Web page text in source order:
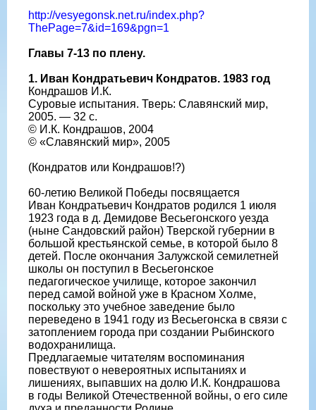
http://vesyegonsk.net.ru/index.php?
ThePage=7&id=169&pgn=1
Главы 7-13 по плену.
1. Иван Кондратьевич Кондратов. 1983 год
Кондрашов И.К.
Суровые испытания. Тверь: Славянский мир,
2005. — 32 с.
© И.К. Кондрашов, 2004
© «Славянский мир», 2005
(Кондратов или Кондрашов!?)
60-летию Великой Победы посвящается
Иван Кондратьевич Кондратов родился 1 июля
1923 года в д. Демидове Весьегонского уезда
(ныне Сандовский район) Тверской губернии в
большой крестьянской семье, в которой было 8
детей. После окончания Залужской семилетней
школы он поступил в Весьегонское
педагогическое училище, которое закончил
перед самой войной уже в Красном Холме,
поскольку это учебное заведение было
переведено в 1941 году из Весьегонска в связи с
затоплением города при создании Рыбинского
водохранилища.
Предлагаемые читателям воспоминания
повествуют о невероятных испытаниях и
лишениях, выпавших на долю И.К. Кондрашова
в годы Великой Отечественной войны, о его силе